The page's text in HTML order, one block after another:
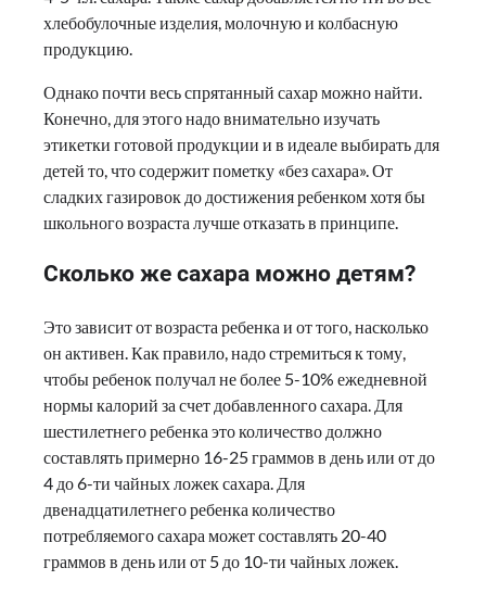
хлебобулочные изделия, молочную и колбасную
продукцию.
Однако почти весь спрятанный сахар можно найти.
Конечно, для этого надо внимательно изучать
этикетки готовой продукции и в идеале выбирать для
детей то, что содержит пометку «без сахара». От
сладких газировок до достижения ребенком хотя бы
школьного возраста лучше отказать в принципе.
Сколько же сахара можно детям?
Это зависит от возраста ребенка и от того, насколько
он активен. Как правило, надо стремиться к тому,
чтобы ребенок получал не более 5-10% ежедневной
нормы калорий за счет добавленного сахара. Для
шестилетнего ребенка это количество должно
составлять примерно 16-25 граммов в день или от до
4 до 6-ти чайных ложек сахара. Для
двенадцатилетнего ребенка количество
потребляемого сахара может составлять 20-40
граммов в день или от 5 до 10-ти чайных ложек.